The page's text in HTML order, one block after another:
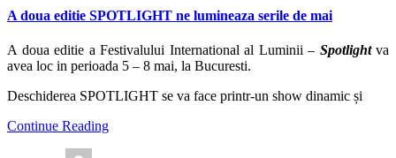
A doua editie SPOTLIGHT ne lumineaza serile de mai
A doua editie a Festivalului International al Luminii – Spotlightva
avea loc in perioada 5 – 8 mai, la Bucuresti.
Deschiderea SPOTLIGHT se va face printr-un show dinamic și
Continue Reading